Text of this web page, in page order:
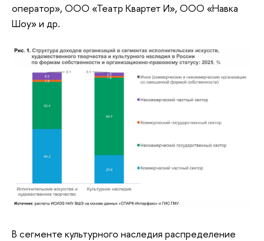
оператор», ООО «Театр Квартет И», ООО «Навка
Шоу» и др.
В сегменте культурного наследия распределение